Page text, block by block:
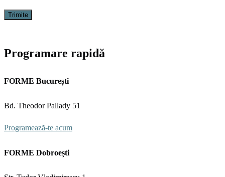
Programare rapidă
FORME București
Bd. Theodor Pallady 51
Programează-te acum
FORME Dobroești